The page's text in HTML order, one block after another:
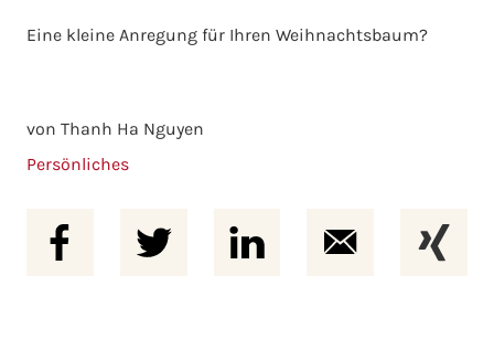
von Thanh Ha Nguyen
Persönliches
Eine kleine Anregung für Ihren Weihnachtsbaum?